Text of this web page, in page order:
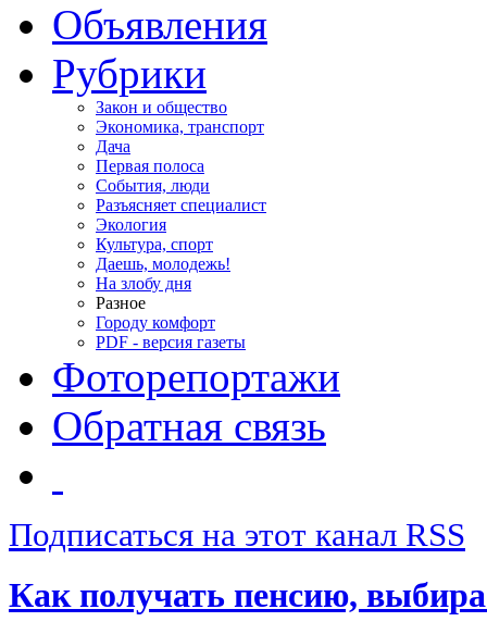
Объявления
Рубрики
Закон и общество
Экономика, транспорт
Дача
Первая полоса
События, люди
Разъясняет специалист
Экология
Культура, спорт
Даешь, молодежь!
На злобу дня
Разное
Городу комфорт
PDF - версия газеты
Фоторепортажи
Обратная связь
Подписаться на этот канал RSS
Как получать пенсию,